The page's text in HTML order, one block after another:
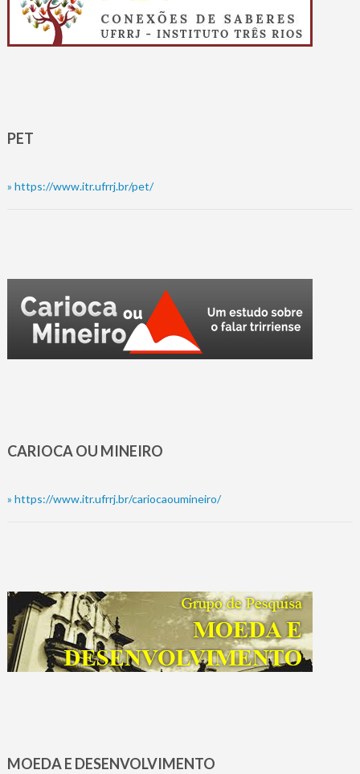
PET
» https://www.itr.ufrrj.br/pet/
CARIOCA OU MINEIRO
» https://www.itr.ufrrj.br/cariocaoumineiro/
MOEDA E DESENVOLVIMENTO